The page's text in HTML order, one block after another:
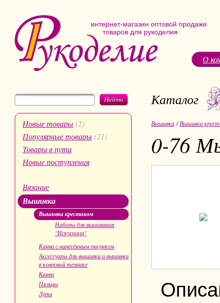
интернет-магазин оптовой продажи
товаров для рукоделия
О
Найти
Новые товары (2)
Популярные товары (21)
Товары в пути
Новые поступления
Вязание
Вышивка
Вышивка крестиком
Наборы для вышивания
"Искусница"
Канва с нанесённым рисунком
Аксессуары для вышивки и вышивки
в ковровой технике
Канва
Пяльцы
Лупы
Каталог
Вышивка /Вышивка
0-76